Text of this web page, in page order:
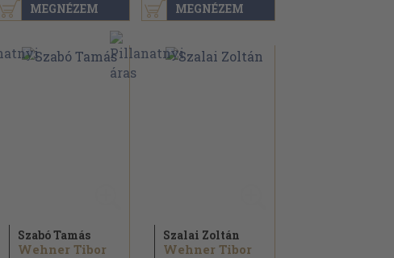
MEGNÉZEM MEGNÉZEM
Szabó Tamás
Wehner Tibor
Szalai Zoltán
Wehner Tibor